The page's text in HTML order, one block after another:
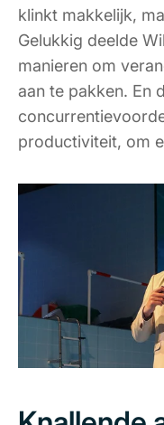
klinkt makkelijk,
Gelukkig deelde
manieren om
aan te pakken. En
productiviteit, om